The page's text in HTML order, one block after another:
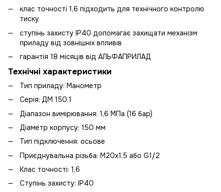
клас точності 1,6 підходить для технічного контролю
тиску
ступінь захисту IP40 допомагає захищати механізм
приладу від зовнішніх впливів
гарантія 18 місяців від АЛЬФАПРИЛАД
Технічні характеристики
Тип приладу: Манометр
Серія: ДМ 150.1
Діапазон вимірювання: 1,6 МПа (16 бар)
Діаметр корпусу: 150 мм
Тип підключення: осьове
Приєднувальна різьба: М20х1,5 або G1/2
Клас точності: 1,6
Ступінь захисту: IP40